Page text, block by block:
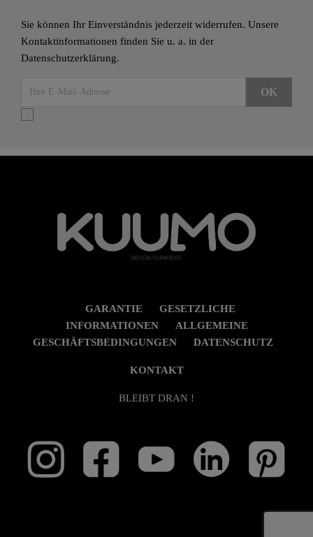
Sie können Ihr Einverständnis jederzeit widerrufen. Unsere
Kontaktinformationen finden Sie u. a. in der
Datenschutzerklärung.
GARANTIE
GESETZLICHE
INFORMATIONEN
ALLGEMEINE
GESCHÄFTSBEDINGUNGEN
DATENSCHUTZ
KONTAKT
BLEIBT DRAN !